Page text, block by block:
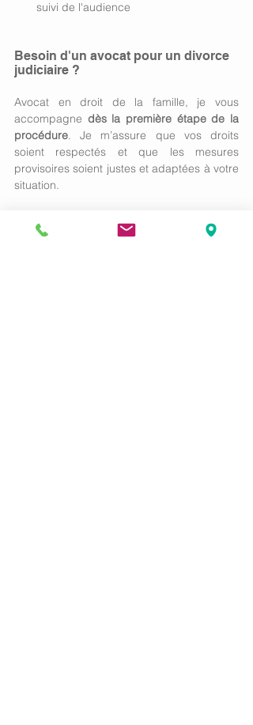
suivi de l'audience
Besoin d'un avocat pour un divorce
judiciaire ?
Avocat en droit de la famille, je vous
accompagne dès la première étape de la
procédure. Je m’assure que vos droits
soient respectés et que les mesures
provisoires soient justes et adaptées à votre
situation.
Prendre rdv pour une consultation confidentielle